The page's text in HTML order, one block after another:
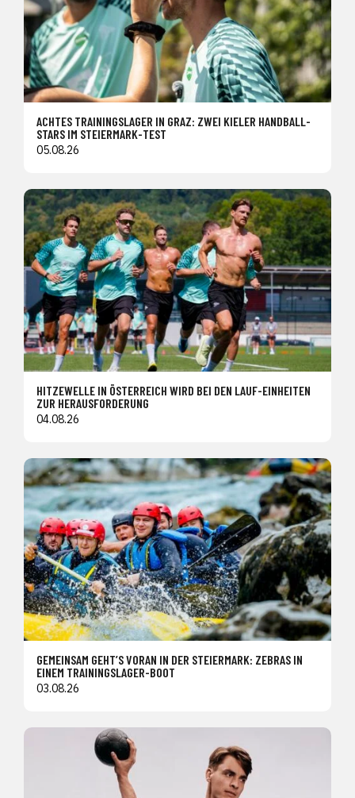
ACHTES TRAININGSLAGER IN GRAZ: ZWEI KIELER HANDBALL-
STARS IM STEIERMARK-TEST
05.08.26
HITZEWELLE IN ÖSTERREICH WIRD BEI DEN LAUF-EINHEITEN
ZUR HERAUSFORDERUNG
04.08.26
GEMEINSAM GEHT’S VORAN IN DER STEIERMARK: ZEBRAS IN
EINEM TRAININGSLAGER-BOOT
03.08.26